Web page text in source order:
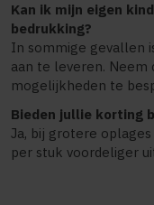
Kan ik mijn eigen
bedrukking?
In sommige gevallen
aan te leveren.
mogelijkheden te
Bieden jullie korting
Ja, bij grotere
per stuk voordeliger